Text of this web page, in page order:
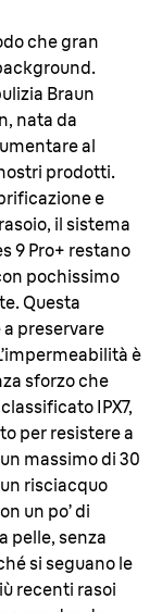
che gran
Braun
nata da
al
prodotti.
e
il sistema
9 Pro+ restano
pochissimo
Questa
preservare
è
sforzo che
IPX7,
per resistere a
massimo di 30
risciacquo
un po’ di
pelle, senza
si seguano le
recenti rasoi